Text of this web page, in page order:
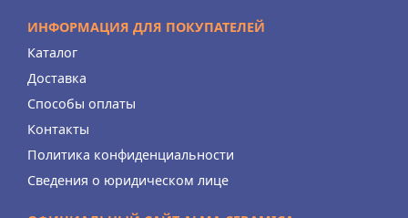
ИНФОРМАЦИЯ ДЛЯ ПОКУПАТЕЛЕЙ
Каталог
Доставка
Способы оплаты
Контакты
Политика конфиденциальности
Сведения о юридическом лице